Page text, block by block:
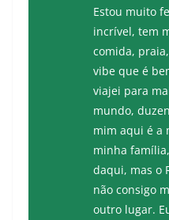
Estou muito
incrível, tem
comida,
vibe que é
viajei para
mundo,
mim aqui é a
minha
daqui, mas o
não consigo
outro lugar.